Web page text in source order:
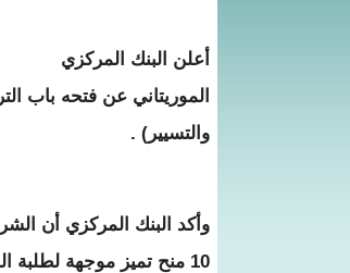
أعلن البنك المركزي
الموريتاني عن فتحه باب
والتسيير) .
وأكد البنك المركزي أن
10 منح تميز موجهة لطلبة الماستر 2 المسجلين بالكلية.